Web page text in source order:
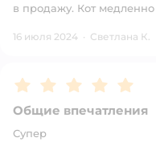
в продажу. Кот
16 июля 2024 · Светлана К.
Рейтинг:5
Общие впечатления
Супер